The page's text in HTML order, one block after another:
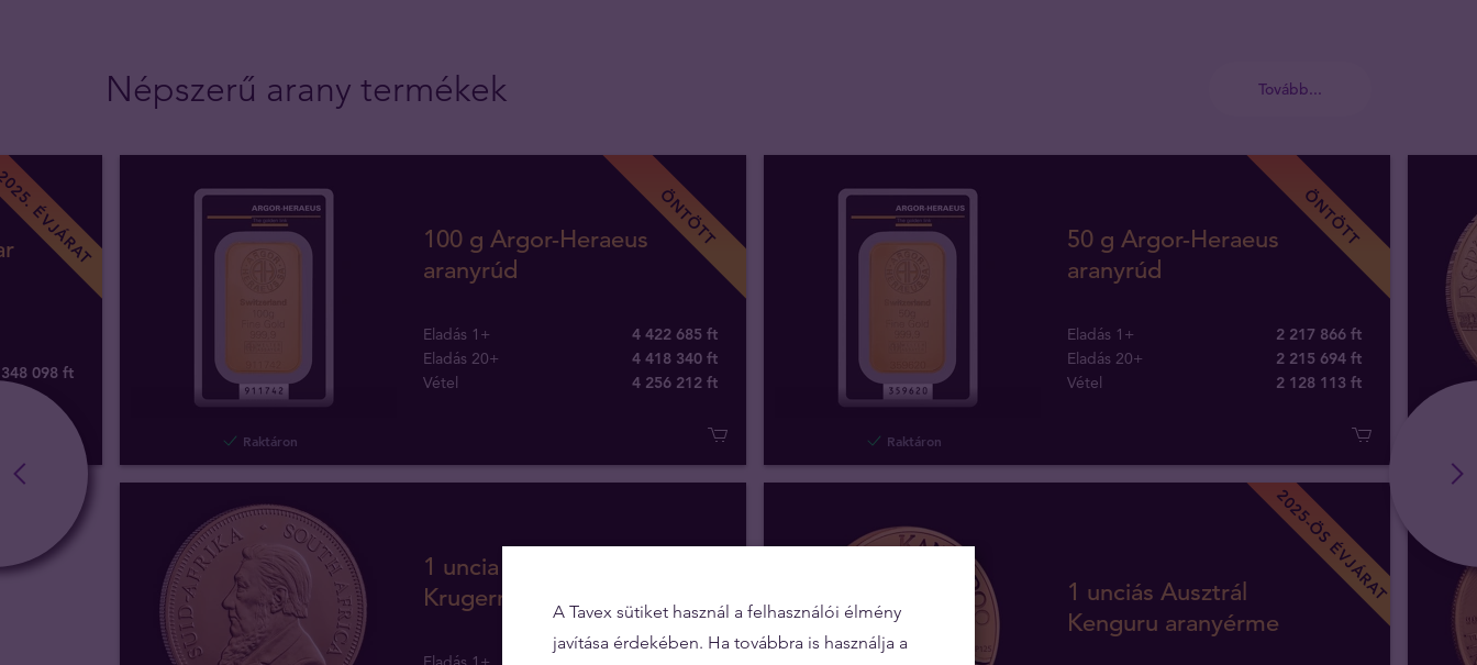
Népszerű arany termékek Tovább...
ÉVJÁRAT
098 ft
ÖNTÖTT
Raktáron
100 g Argor-Heraeus
aranyrúd
Eladás 1+
4 422 685 ft
Eladás 20+
4 418 340 ft
Vétel
4 256 212 ft
ÖNTÖTT
Raktáron
50 g Argor-Heraeus
aranyrúd
Eladás 1+
2 217 866 ft
Eladás 20+
2 215 694 ft
Vétel
2 128 113 ft
1 uncia Dél-Afrikai
Krugerrand aranyérme
2025-ÖS ÉVJÁRAT
1 unciás Ausztrál
Kenguru aranyérme
A Tavex sütiket használ a felhasználói élmény
javítása érdekében. Ha továbbra is használja a